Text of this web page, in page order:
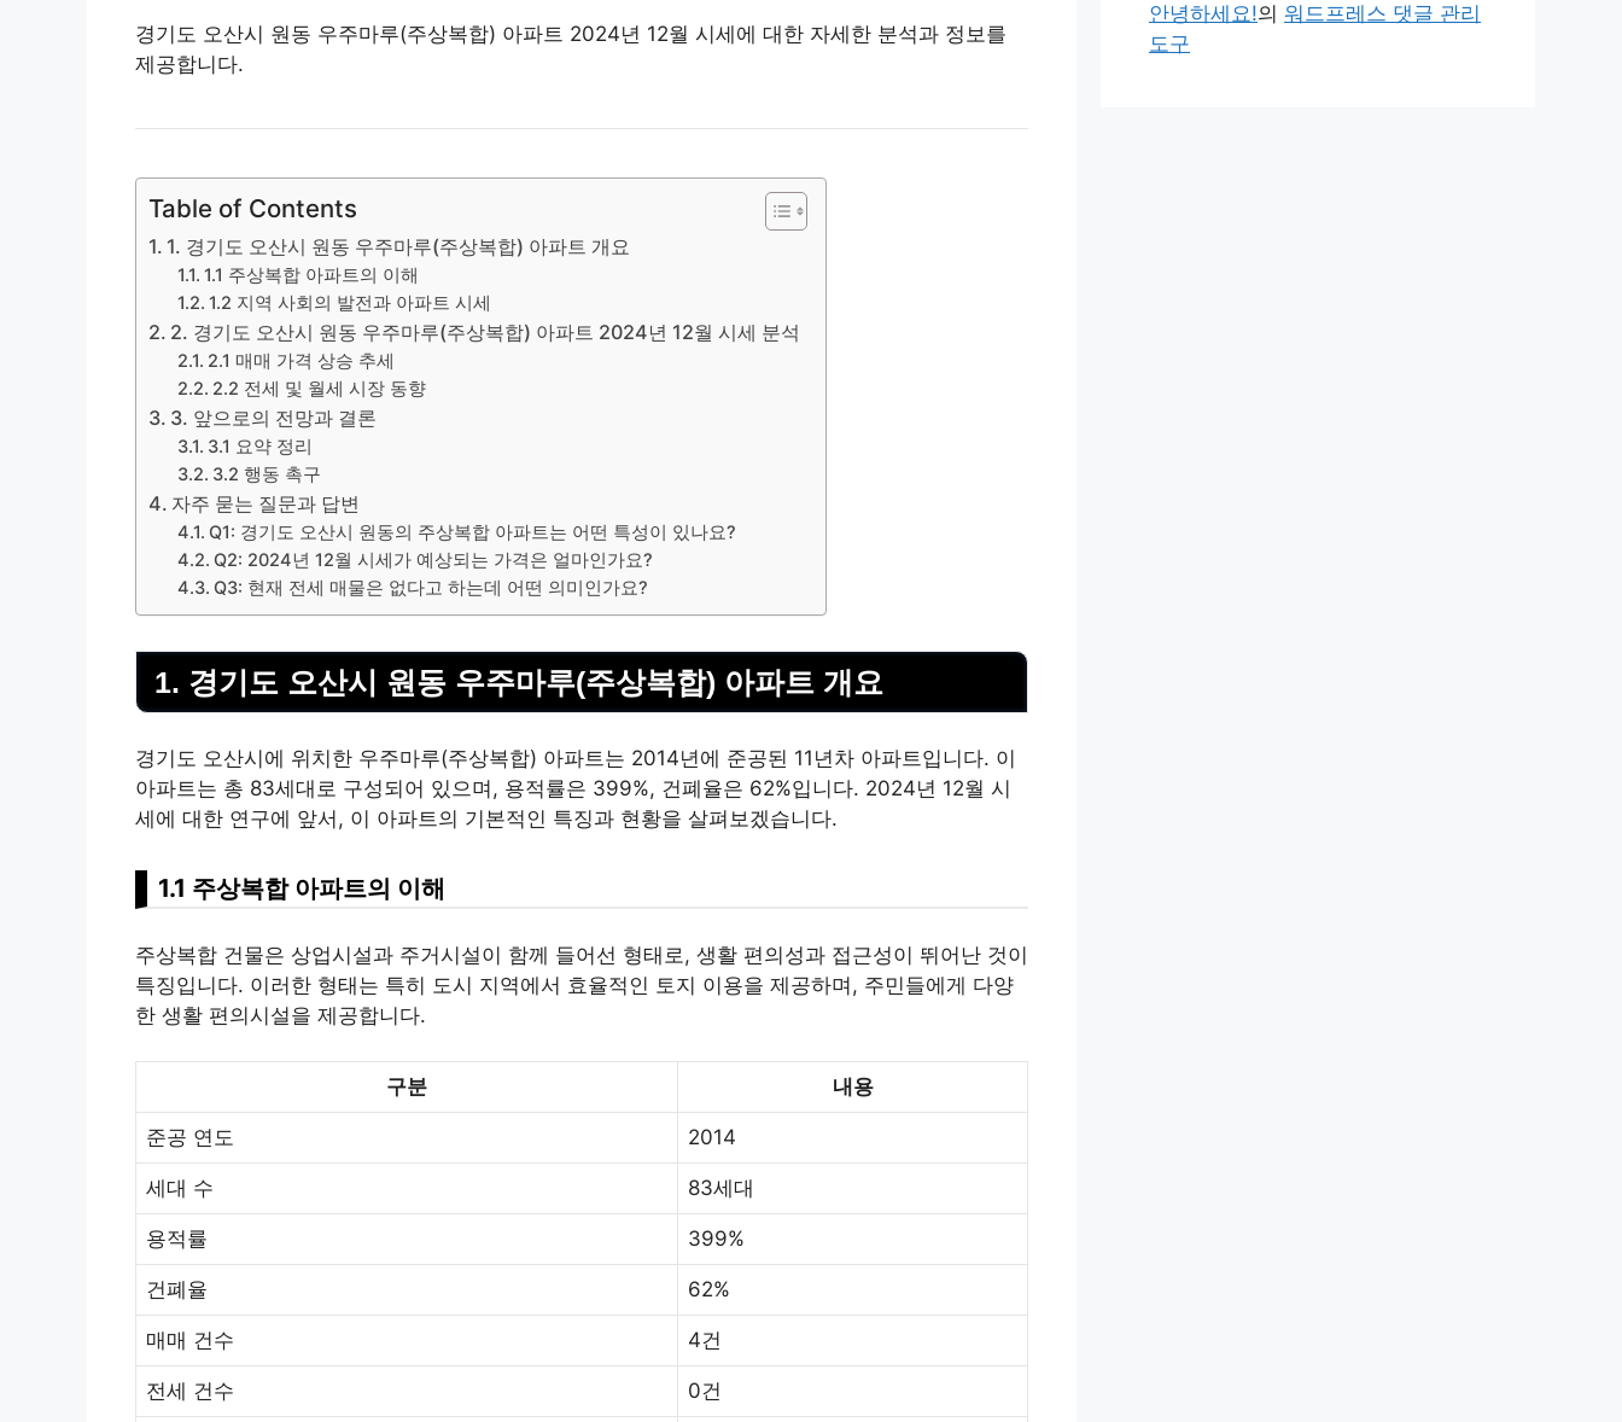
경기도 오산시 원동 우주마루(주상복합) 아파트 2024년 12월 시세에 대한 자세한 분석과 정보를
제공합니다.
Table of Contents
1. 경기도 오산시 원동 우주마루(주상복합) 아파트 개요
1.1 주상복합 아파트의 이해
1.2 지역 사회의 발전과 아파트 시세
2. 경기도 오산시 원동 우주마루(주상복합) 아파트 2024년 12월 시세 분석
2.1 매매 가격 상승 추세
2.2 전세 및 월세 시장 동향
3. 앞으로의 전망과 결론
3.1 요약 정리
3.2 행동 촉구
자주 묻는 질문과 답변
Q1: 경기도 오산시 원동의 주상복합 아파트는 어떤 특성이 있나요?
Q2: 2024년 12월 시세가 예상되는 가격은 얼마인가요?
Q3: 현재 전세 매물은 없다고 하는데 어떤 의미인가요?
1. 경기도 오산시 원동 우주마루(주상복합) 아파트 개요
경기도 오산시에 위치한 우주마루(주상복합) 아파트는 2014년에 준공된 11년차 아파트입니다. 이
아파트는 총 83세대로 구성되어 있으며, 용적률은 399%, 건폐율은 62%입니다. 2024년 12월 시
세에 대한 연구에 앞서, 이 아파트의 기본적인 특징과 현황을 살펴보겠습니다.
1.1 주상복합 아파트의 이해
주상복합 건물은 상업시설과 주거시설이 함께 들어선 형태로, 생활 편의성과 접근성이 뛰어난 것이
특징입니다. 이러한 형태는 특히 도시 지역에서 효율적인 토지 이용을 제공하며, 주민들에게 다양
한 생활 편의시설을 제공합니다.
구분 내용
준공 연도 2014
세대 수 83세대
용적률 399%
건폐율 62%
매매 건수 4건
전세 건수 0건
안녕하세요!의 워드프레스 댓글 관리
도구